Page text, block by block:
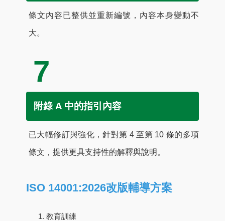
條文內容已整供並重新編號，內容本身變動不
大。
7
附錄 A 中的指引內容
已大幅修訂與強化，針對第 4 至第 10 條的多項
條文，提供更具支持性的解釋與說明。
ISO 14001:2026改版輔導方案
教育訓練